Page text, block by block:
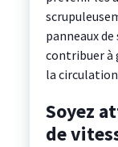
panneaux
contribuer à
la
Soyez
de